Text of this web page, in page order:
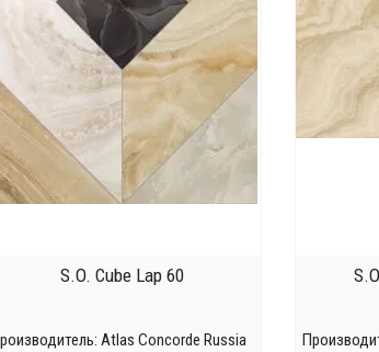
S.O. Cube Lap 60
Atlas Concorde Russia